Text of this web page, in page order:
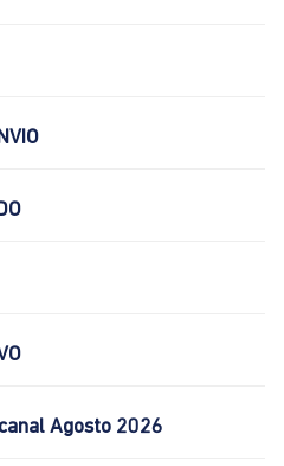
Agosto 2026